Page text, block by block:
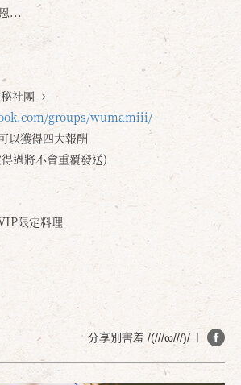
...
秘社團→
groups/wumamiii/
以獲得四大報酬
過將不會重覆發送)
限定料理
分享別害羞 /(///ω///)/
定